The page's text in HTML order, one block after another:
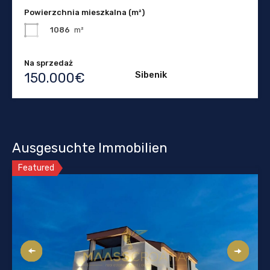
Powierzchnia mieszkalna (m²)
1086 m²
Na sprzedaż
150.000€ Sibenik
Ausgesuchte Immobilien
Featured